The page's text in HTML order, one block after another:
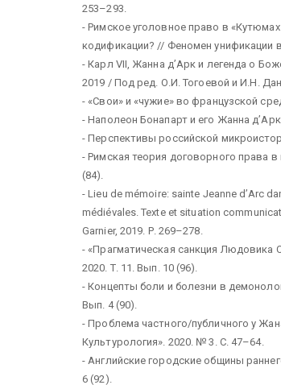
253–293.
- Римское уголовное право в
кодификации? // Феномен унификации
- Карл VII, Жанна д’Арк и легенда о
2019 / Под ред. О.И. Тогоевой и И.Н.
- «Свои» и «чужие» во французской
- Наполеон Бонапарт и его Жанна
- Перспективы российской
- Римская теория договорного права
(84).
- Lieu de mémoire: sainte Jeanne d’Arc
médiévales. Texte et situation
Garnier, 2019. Р. 269–278.
- «Прагматическая санкция
2020. Т. 11. Вып. 10 (96).
- Концепты боли и болезни в
Вып. 4 (90).
- Проблема частного/публичного у
Культурология». 2020. № 3. С. 47–64.
- Английские городские общины
6 (92).